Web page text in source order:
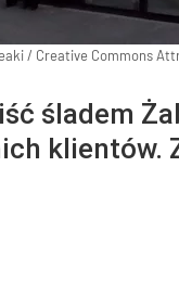
/ Creative Commons
śladem
klientów.